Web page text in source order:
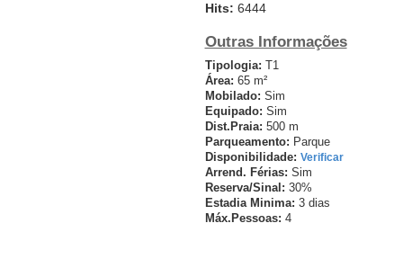
Hits: 6444
Outras Informações
Tipologia: T1
Área: 65 m²
Mobilado: Sim
Equipado: Sim
Dist.Praia: 500 m
Parqueamento: Parque
Disponibilidade: Verificar
Arrend. Férias: Sim
Reserva/Sinal: 30%
Estadia Minima: 3 dias
Máx.Pessoas: 4